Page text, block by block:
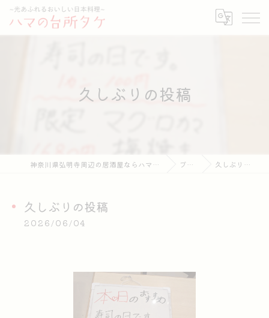
久しぶりの投稿
神奈川県弘明寺周辺の居酒屋ならハマの台所タケ ブログ 久しぶりの投稿
久しぶりの投稿
2026/06/04